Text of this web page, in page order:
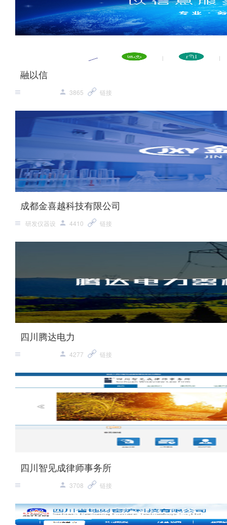
融以信
3865 链接
成都金喜越科技有限公司
研发仪器设
4410 链接
四川腾达电力
4277 链接
四川智见成律师事务所
3708 链接